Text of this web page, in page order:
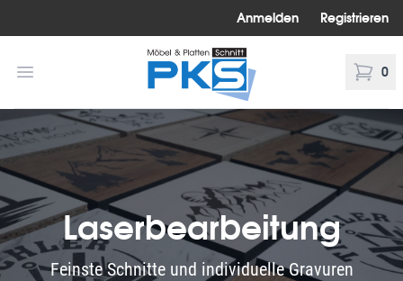
Anmelden Registrieren
Menü öffnen
PKS Möbel Platten Schnitt
0
Laserbearbeitung
Feinste Schnitte und individuelle Gravuren